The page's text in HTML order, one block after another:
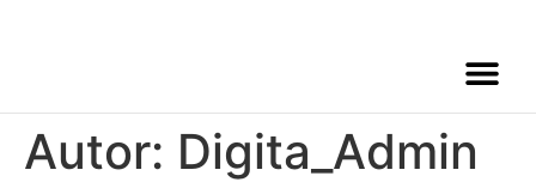
Autor: Digita_Admin